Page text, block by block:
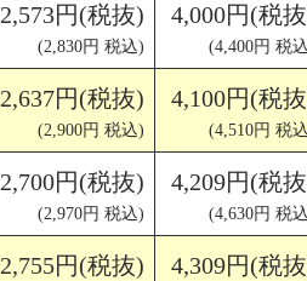
2,573円(税抜)
(2,830円 税込)
4,000円(税
(4,400円 税
2,637円(税抜)
(2,900円 税込)
4,100円(税
(4,510円 税
2,700円(税抜)
(2,970円 税込)
4,209円(税
(4,630円 税
2,755円(税抜) 4,309円(税